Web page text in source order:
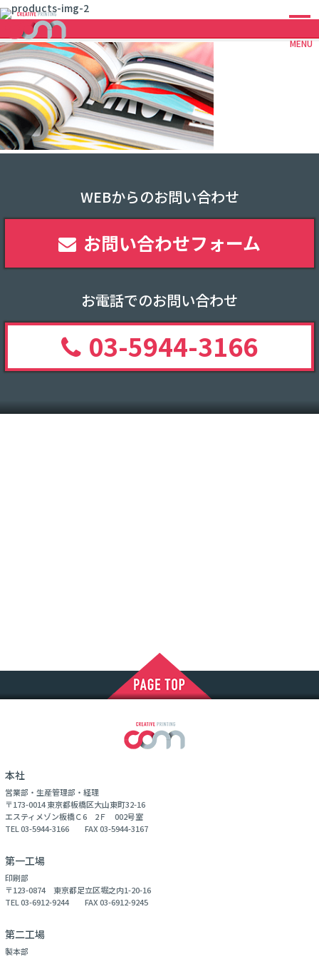
MENU
WEBからのお問い合わせ
お問い合わせフォーム
お電話でのお問い合わせ
03-5944-3166
本社
営業部・生産管理部・経理
〒173-0014 東京都板橋区大山東町32-16
エスティメゾン板橋Ｃ6 2Ｆ 002号室
TEL 03-5944-3166 FAX 03-5944-3167
第一工場
印刷部
〒123-0874 東京都足立区堀之内1-20-16
TEL 03-6912-9244 FAX 03-6912-9245
第二工場
製本部